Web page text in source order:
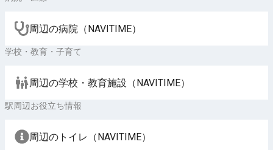
周辺の病院（NAVITIME）
学校・教育・子育て
周辺の学校・教育施設（NAVITIME）
駅周辺お役立ち情報
周辺のトイレ（NAVITIME）